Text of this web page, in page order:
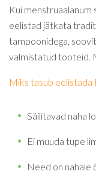
Kui menstruaalanum
eelistad jätkata
tampoonidega,
valmistatud tooteid.
Miks tasub eelistada
Säilitavad naha
Ei muuda tupe
Need on nahale